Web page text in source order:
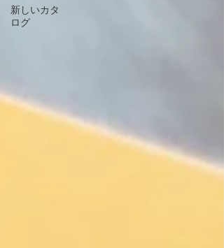
新しいカタ
ログ